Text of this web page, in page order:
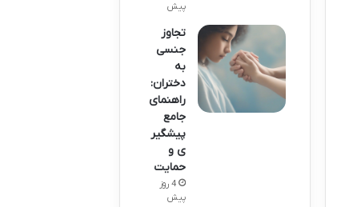
پیش
تجاوز
جنسی
به
دختران:
راهنمای
جامع
پیشگیر
ی و
حمایت
4 روز
پیش